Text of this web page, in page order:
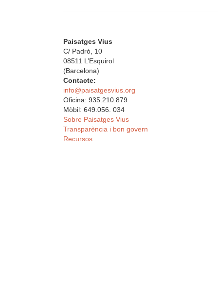
Paisatges Vius
C/ Padró, 10
08511 L’Esquirol
(Barcelona)
Contacte:
info@paisatgesvius.org
Oficina: 935.210.879
Mòbil: 649.056. 034
Sobre Paisatges Vius
Transparència i bon govern
Recursos